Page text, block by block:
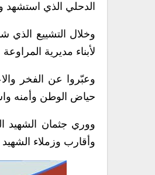
الدحلي الذي
وخلال التشييع الذي
لأبناء مديرية
وعبّروا عن الفخر
حياض الوطن وأمنه
ووري جثمان الشهيد
وأقارب وزملاء